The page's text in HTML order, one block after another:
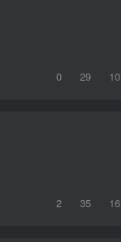
0 29 10
2 35 16